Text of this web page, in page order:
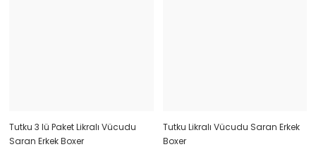
Tutku 3 lü Paket Likralı Vücudu
Saran Erkek Boxer
Tutku Likralı Vücudu Saran Erkek
Boxer